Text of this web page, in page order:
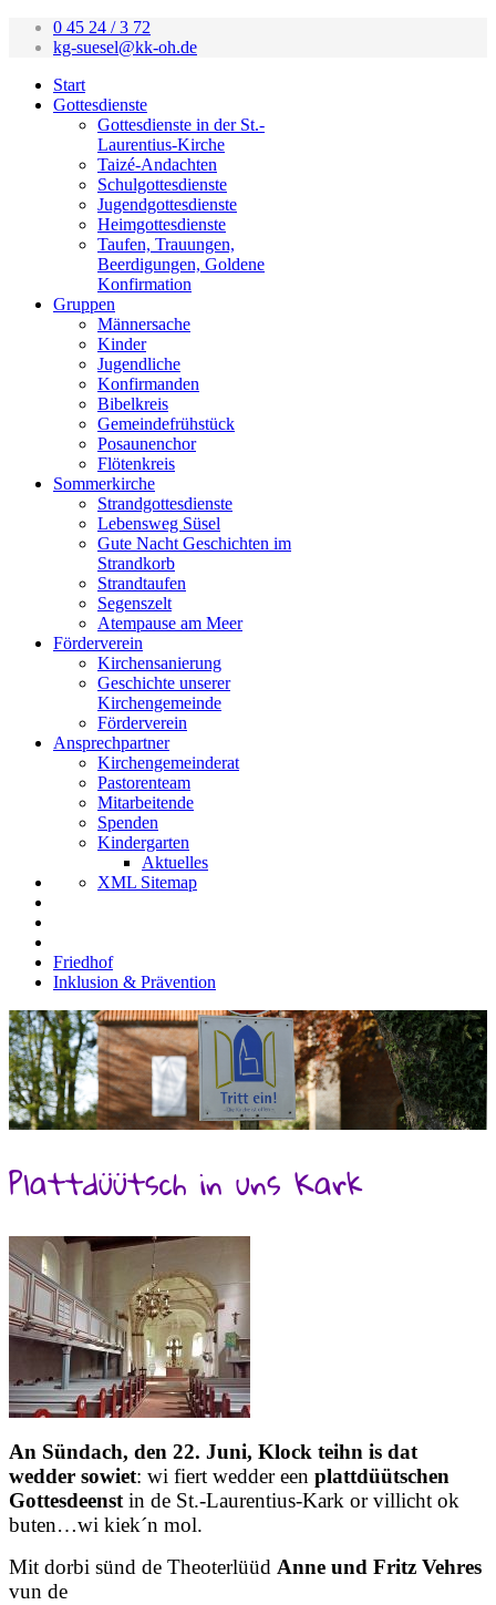
0 45 24 / 3 72
kg-suesel@kk-oh.de
Start
Gottesdienste
Gottesdienste in der St.-
Laurentius-Kirche
Taizé-Andachten
Schulgottesdienste
Jugendgottesdienste
Heimgottesdienste
Taufen, Trauungen,
Beerdigungen, Goldene
Konfirmation
Gruppen
Männersache
Kinder
Jugendliche
Konfirmanden
Bibelkreis
Gemeindefrühstück
Posaunenchor
Flötenkreis
Sommerkirche
Strandgottesdienste
Lebensweg Süsel
Gute Nacht Geschichten im
Strandkorb
Strandtaufen
Segenszelt
Atempause am Meer
Förderverein
Kirchensanierung
Geschichte unserer
Kirchengemeinde
Förderverein
Ansprechpartner
Kirchengemeinderat
Pastorenteam
Mitarbeitende
Spenden
Kindergarten
Aktuelles
XML Sitemap
Friedhof
Inklusion & Prävention
Plattdüütsch in uns Kark
An Sündach, den 22. Juni, Klock teihn is dat
wedder sowiet: wi fiert wedder een plattdüütschen
Gottesdeenst in de St.-Laurentius-Kark or villicht ok
buten…wi kiek´n mol.
Mit dorbi sünd de Theoterlüüd Anne und Fritz Vehres
vun de